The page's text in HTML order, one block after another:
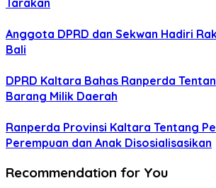
Tarakan
Anggota DPRD dan Sekwan Hadiri
Bali
DPRD Kaltara Bahas Ranperda
Barang Milik Daerah
Ranperda Provinsi Kaltara Tentang
Perempuan dan Anak Disosialisasikan
Recommendation for You